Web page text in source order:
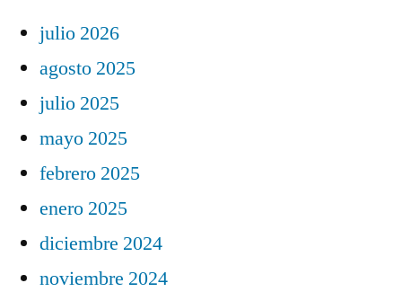
julio 2026
agosto 2025
julio 2025
mayo 2025
febrero 2025
enero 2025
diciembre 2024
noviembre 2024